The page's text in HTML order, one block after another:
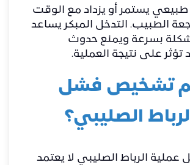
يستمر أو يزداد مع الوقت
الطبيب. التدخل المبكر يساعد
بسرعة ويمنع حدوث
على نتيجة العملية.
تشخيص فشل
الصليبي؟
الرباط الصليبي لا يعتمد